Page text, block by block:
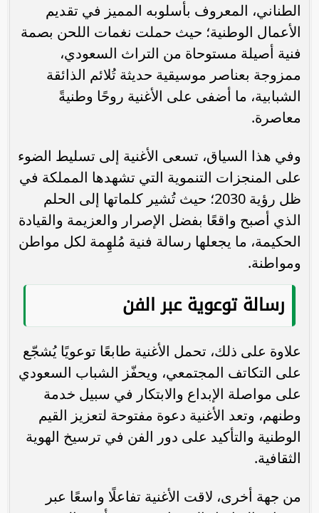
الطناني، المعروف بأسلوبه المميز في تقديم
الأعمال الوطنية؛ حيث حملت نغمات اللحن بصمة
فنية أصيلة مستوحاة من التراث السعودي،
ممزوجة بعناصر موسيقية حديثة تُلائم الذائقة
الشبابية، ما أضفى على الأغنية روحًا وطنيةً
معاصرة.
وفي هذا السياق، تسعى الأغنية إلى تسليط الضوء
على المنجزات التنموية التي تشهدها المملكة في
ظل رؤية 2030؛ حيث تُشير كلماتها إلى الحلم
الذي أصبح واقعًا بفضل الإصرار والعزيمة والقيادة
الحكيمة، ما يجعلها رسالة فنية مُلهِمة لكل مواطن
ومواطنة.
رسالة توعوية عبر الفن
علاوة على ذلك، تحمل الأغنية طابعًا توعويًا يُشجّع
على التكاتف المجتمعي، ويحفّز الشباب السعودي
على مواصلة الإبداع والابتكار في سبيل خدمة
وطنهم، وتعد الأغنية دعوة مفتوحة لتعزيز القيم
الوطنية والتأكيد على دور الفن في ترسيخ الهوية
الثقافية.
من جهة أخرى، لاقت الأغنية تفاعلًا واسعًا عبر